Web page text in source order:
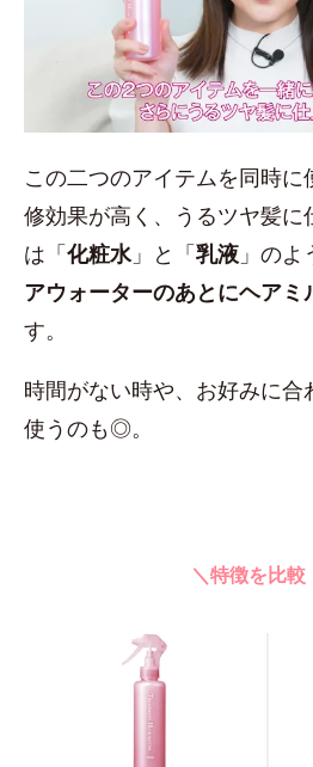
この二つのアイテムを同時
修効果が高く、うるツヤ髪に
は「化粧水」と「乳液 」のよ
アウォーターのあとにヘアミ
す。
時間がない時や、お好みに合
使うのも◎。
＼特徴を比較